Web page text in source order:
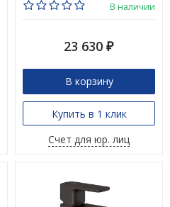
В наличии
23 630 ₽
В корзину
Купить в 1 клик
Счет для юр. лиц